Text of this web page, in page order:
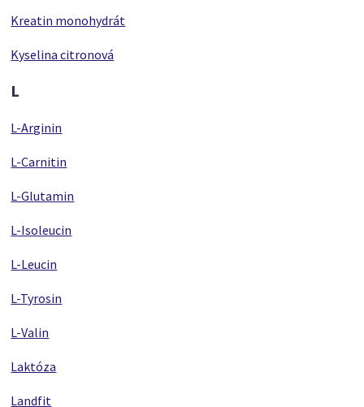
Kreatin monohydrát
Kyselina citronová
L
L-Arginin
L-Carnitin
L-Glutamin
L-Isoleucin
L-Leucin
L-Tyrosin
L-Valin
Laktóza
Landfit